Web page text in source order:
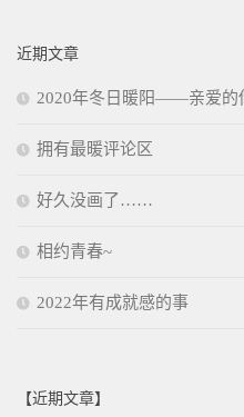
近期文章
2020年冬日暖阳——亲爱的
拥有最暖评论区
好久没画了……
相约青春~
2022年有成就感的事
【近期文章】